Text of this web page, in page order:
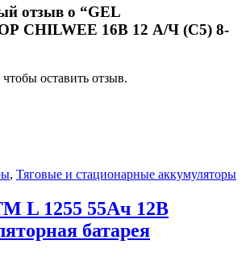
отзыв о “GEL
CHILWEE 16В 12 А/Ч (С5) 8-
чтобы оставить отзыв.
, Тяговые и стационарные аккумуляторы
L 1255 55Ач 12В
батарея